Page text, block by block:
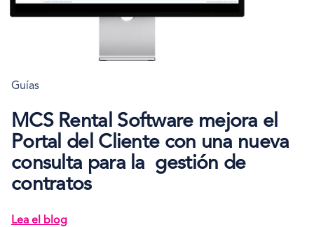
Guías
MCS Rental Software mejora el
Portal del Cliente con una nueva
consulta para la gestión de
contratos
Lea el blog